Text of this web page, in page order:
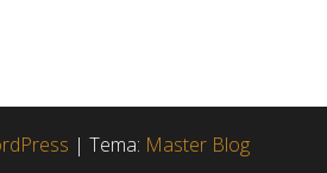
| Tema: Master Blog